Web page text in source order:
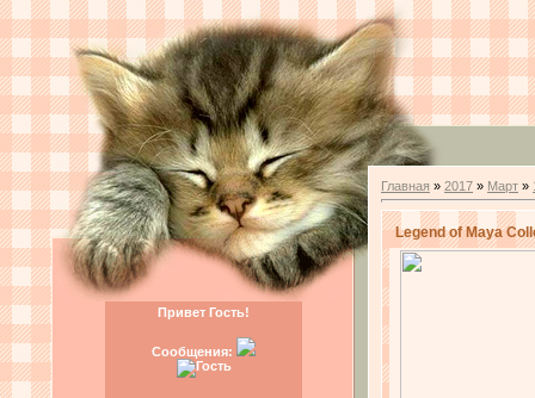
Привет Гость!
Сообщения:
Главная » 2017 » Март »
Legend of Maya